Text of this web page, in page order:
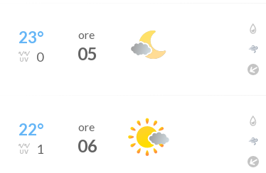
23°
0
ore
05
22°
1
ore
06